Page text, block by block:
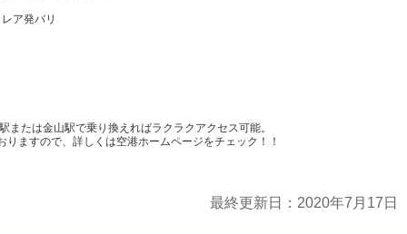
ア発バリ
たは金山駅で乗り換えればラクラクアクセス可能。
ますので、詳しくは空港ホームページをチェック！！
最終更新日：2020年7月17日